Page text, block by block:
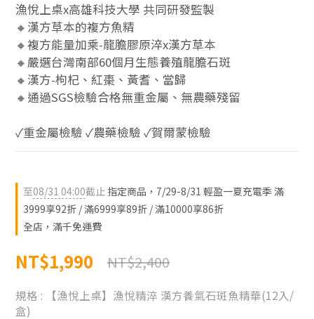
漁悅上桌x高雄科技大學 共同研發監製
🔸漢方草本的複方魚精
🔸複方能量加乘-龍膽膠原淬x漢方草本
🔸嚴選台灣南部60個月生態養殖龍膽石斑
🔸漢方-枸杞、紅棗、黃耆、當歸
🔸通過SGS檢驗合格無重金屬、無農藥殘留
✓重金屬檢驗 ✓農藥檢驗 ✓賀爾蒙檢驗
至08/31 04:00截止 指定商品，7/29-8/31 輕盈一夏充電季 滿
3999享92折 / 滿6999享89折 / 滿10000享86折
全店，滿千免運費
NT$1,990 NT$2,400
規格 : 【漁悅上桌】漁悅精淬 漢方養氣石斑魚精華(12入/
盒)